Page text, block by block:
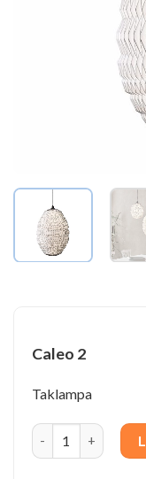
Caleo 2
Taklampa
Caleo 2 quantity